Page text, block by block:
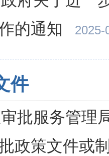
的通知
2025-
件
批服务管理
政策文件或